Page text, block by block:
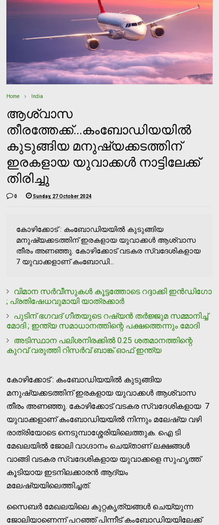
Home India
ആശ്വാസ
തീരത്തേക്ക്...കംബോഡിയയില്‍
കുടുങ്ങിയ മനുഷ്യക്കടത്തിന്
ഇരകളായ യുവാക്കള്‍ നാട്ടിലേക്ക്
തിരിച്ചു
0 Sunday, 27 October 2024
കോഴിക്കോട് : കംബോഡിയയില്‍ കുടുങ്ങിയ
മനുഷ്യക്കടത്തിന് ഇരകളായ യുവാക്കള്‍ ആശ്വാസ
തീരം അണഞ്ഞു. കോഴിക്കോട് വടകര സ്വദേശികളായ
7 യുവാക്കളാണ് കംബോഡി...
വിമാന സര്‍വീസുകള്‍ കൂട്ടത്തോടെ റദ്ദാക്കി ഇന്‍ഡിഗോ
; പ്രതിഷേധവുമായി യാത്രക്കാർ
പുടിന് ഭഗവദ് ഗീതയുടെ റഷ്യന്‍ തര്‍ജ്ജുമ സമ്മാനിച്ച്
മോദി ; ഇന്ത്യ സമാധാനത്തിന്റെ പക്ഷത്തെന്നും മോദി
അടിസ്ഥാന പലിശനിരക്കില്‍ 0.25 ശതമാനത്തിന്റെ
കുറവ് വരുത്തി റിസർവ് ബാങ്ക് ഓഫ് ഇന്ത്യ
കോഴിക്കോട് : കംബോഡിയയില്‍ കുടുങ്ങിയ
മനുഷ്യക്കടത്തിന് ഇരകളായ യുവാക്കള്‍ ആശ്വാസ
തീരം അണഞ്ഞു. കോഴിക്കോട് വടകര സ്വദേശികളായ 7
യുവാക്കളാണ് കംബോഡിയയില്‍ നിന്നും മലേഷ്യ വഴി
രാത്രിയോടെ നെടുമ്പാശ്ശേരിയിലെത്തുക. ഐ ടി
മേഖലയില്‍ ജോലി വാഗ്ദാനം ചെയ്താണ് ലക്ഷങ്ങള്‍
വാങ്ങി വടകര സ്വദേശികളായ യുവാക്കളെ സുഹൃത്ത്
കൂടിയായ ഇടനിലക്കാരന്‍ ആദ്യം
മലേഷ്യയിലെത്തിച്ചത്.
സൈബര്‍ മേഖലയിലെ കുറ്റകൃത്യങ്ങള്‍ ചെയ്യുന്ന
ജോലിയാണെന്ന് പറഞ്ഞ് പിന്നീട് കംബോഡിയയിലേക്ക്